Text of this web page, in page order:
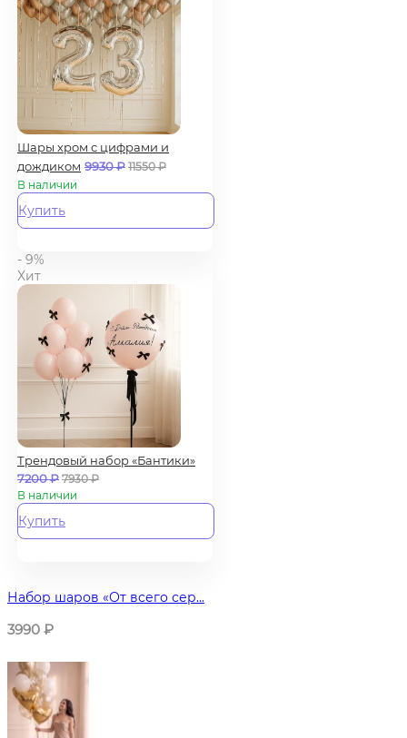
Шары хром с цифрами и
дождиком 9930₽ 11550₽
В наличии
Купить
- 9%
Хит
Трендовый набор «Бантики»
7200₽ 7930₽
В наличии
Купить
Набор шаров «От всего сер...
3990 ₽